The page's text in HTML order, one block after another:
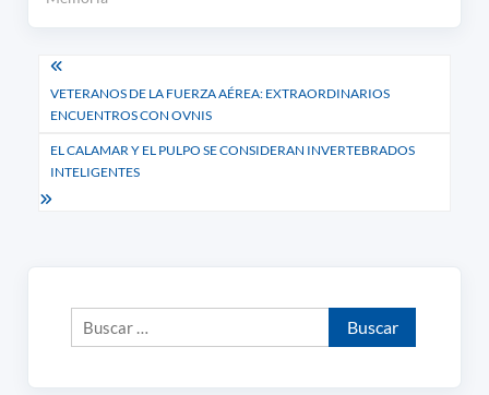
Navegación
de
entradas
VETERANOS DE LA FUERZA AÉREA: EXTRAORDINARIOS
ENCUENTROS CON OVNIS
EL CALAMAR Y EL PULPO SE CONSIDERAN INVERTEBRADOS
INTELIGENTES
Buscar: